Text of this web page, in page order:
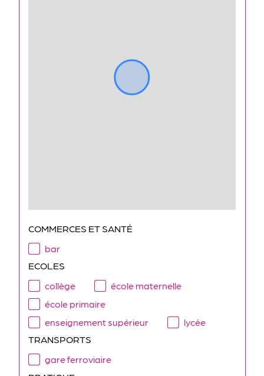
COMMERCES ET SANTÉ
bar
ECOLES
collège
école maternelle
école primaire
enseignement supérieur
lycée
TRANSPORTS
gare ferroviaire